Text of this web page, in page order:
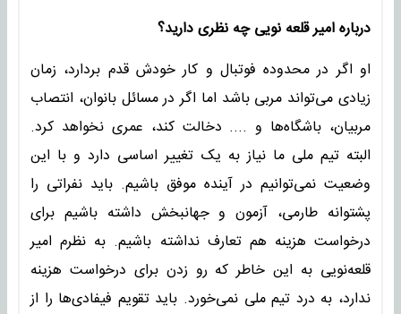
درباره امیر قلعه‌ نویی چه نظری دارید؟
او اگر در محدوده فوتبال و کار خودش قدم بردارد، زمان
زیادی می‌تواند مربی باشد اما اگر در مسائل بانوان، انتصاب
مربیان، باشگاه‌ها و .... دخالت کند، عمری نخواهد کرد.
البته تیم ملی ما نیاز به یک تغییر اساسی دارد و با این
وضعیت نمی‌توانیم در آینده موفق باشیم. باید نفراتی را
پشتوانه طارمی، آزمون و جهانبخش داشته باشیم برای
درخواست هزینه هم تعارف نداشته باشیم. به نظرم امیر
قلعه‌نویی به این خاطر که رو زدن برای درخواست هزینه
ندارد، به درد تیم ملی نمی‌خورد. باید تقویم فیفادی‌ها را از